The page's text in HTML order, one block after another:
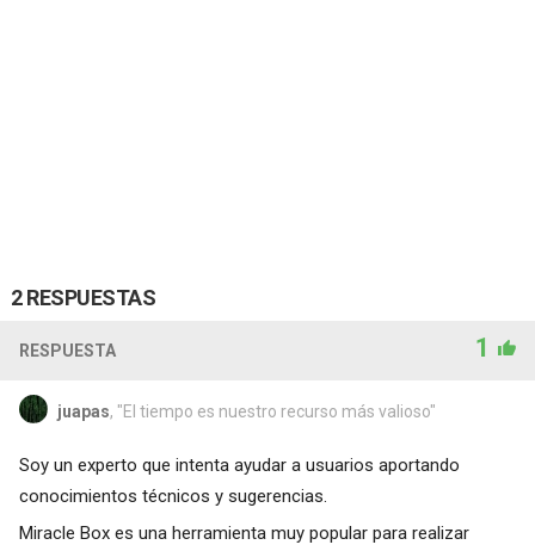
2 RESPUESTAS
RESPUESTA 1
juapas, "El tiempo es nuestro recurso más valioso"
Soy un experto que intenta ayudar a usuarios aportando
conocimientos técnicos y sugerencias.
Miracle Box es una herramienta muy popular para realizar